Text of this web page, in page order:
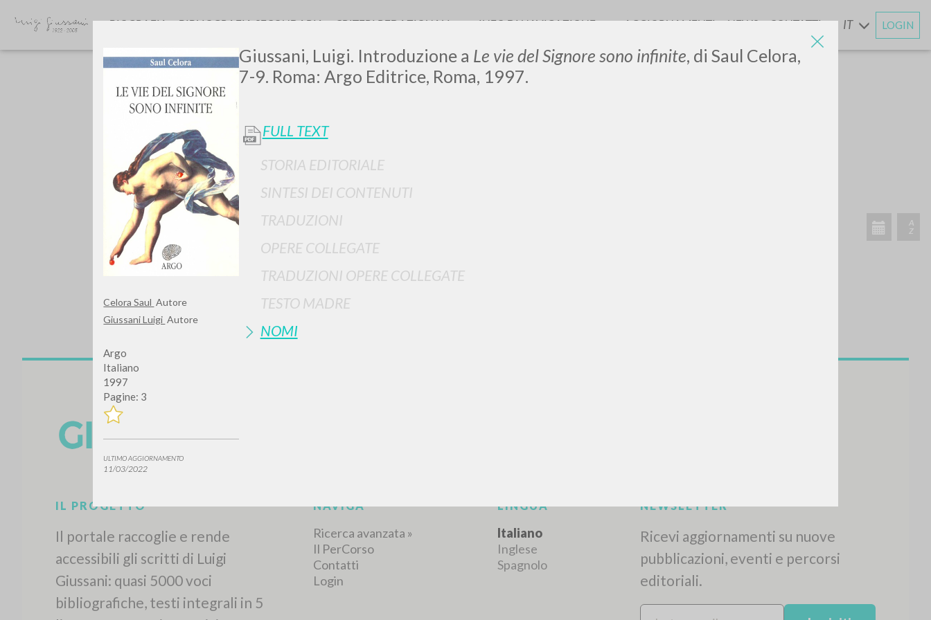
Celora Saul Autore
Giussani Luigi Autore
Argo
Italiano
1997
Pagine: 3
ULTIMO AGGIORNAMENTO
11/03/2022
Giussani, Luigi. Introduzione a Le vie del Signore sono infinite, di Saul Celora,
7-9. Roma: Argo Editrice, Roma, 1997.
FULL TEXT
STORIA EDITORIALE
SINTESI DEI CONTENUTI
TRADUZIONI
OPERE COLLEGATE
TRADUZIONI OPERE COLLEGATE
TESTO MADRE
NOMI
LUIGI
GIUSSANI
scritti
BIOGRAFIA BIBLIOGRAFIA SECONDARIA CRITERI REDAZIONALI INFO DI NAVIGAZIONE AGGIORNAMENTIENEWS CONTATTI IT LOGIN
TIPOLOGIA OPERA LINGUA ATTIVITÀ RECENTI